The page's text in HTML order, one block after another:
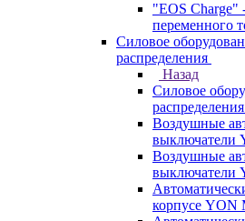
"EOS Charge"
переменного
Силовое
распределения
Назад
Силовое
распределения
Воздушные
выключатели
Воздушные
выключатели
корпусе YON